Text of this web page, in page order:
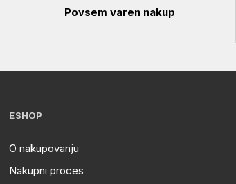
Povsem varen nakup
ESHOP
O nakupovanju
Nakupni proces